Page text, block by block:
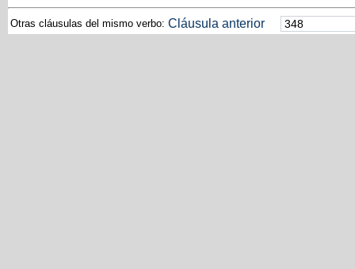
Otras cláusulas del mismo verbo: Cláusula anterior